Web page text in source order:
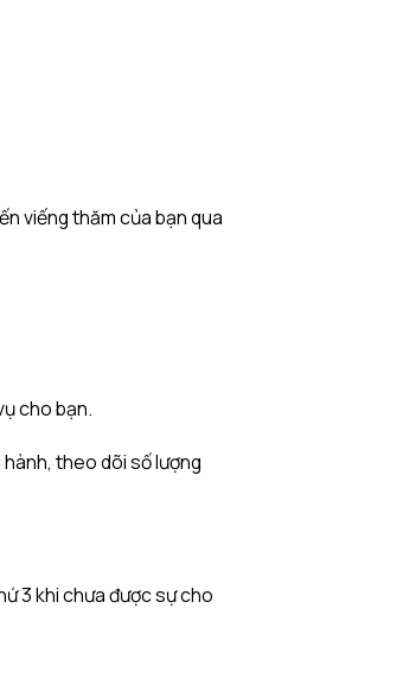
viếng thăm của bạn qua
cho bạn.
theo dõi số lượng
3 khi chưa được sự cho